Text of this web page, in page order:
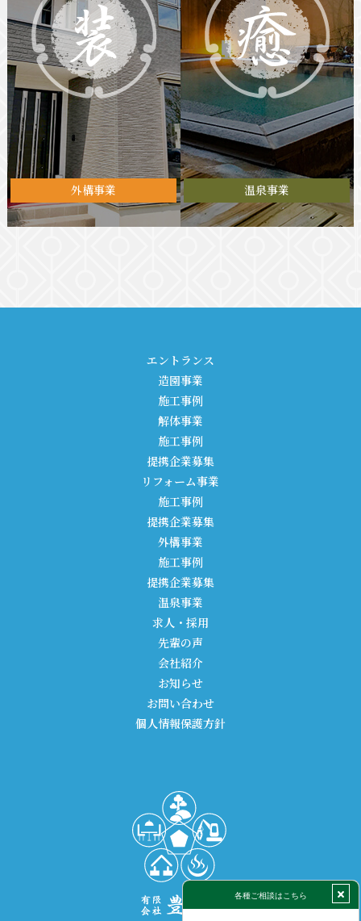
外構事業 温泉事業
エントランス
造園事業
施工事例
解体事業
施工事例
提携企業募集
リフォーム事業
施工事例
提携企業募集
外構事業
施工事例
提携企業募集
温泉事業
求人・採用
先輩の声
会社紹介
お知らせ
お問い合わせ
個人情報保護方針